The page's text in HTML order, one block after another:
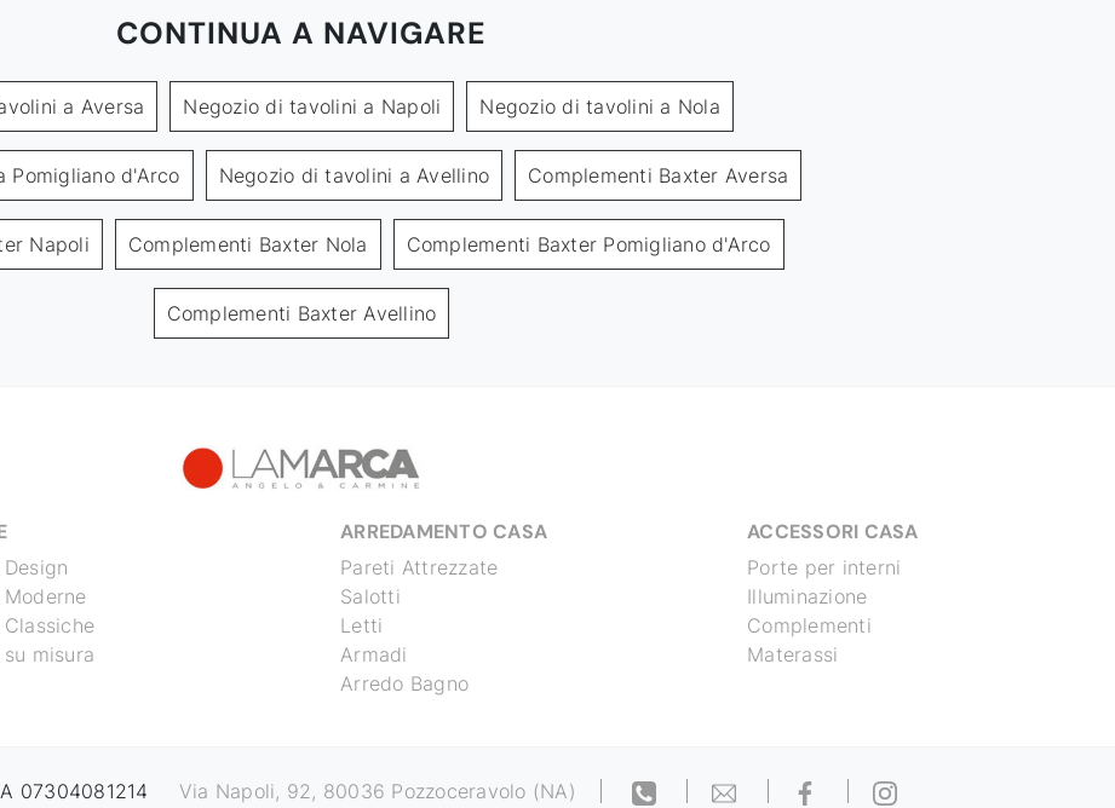
CONTINUA A NAVIGARE
a Aversa Negozio di tavolini a Napoli Negozio di tavolini a Nola
Pomigliano d'Arco Negozio di tavolini a Avellino Complementi Baxter Aversa
Napoli Complementi Baxter Nola Complementi Baxter Pomigliano d'Arco
Complementi Baxter Avellino
misura
ARREDAMENTO CASA
Pareti Attrezzate
Salotti
Letti
Armadi
Arredo Bagno
ACCESSORI CASA
Porte per interni
Illuminazione
Complementi
Materassi
07304081214 Via Napoli, 92, 80036 Pozzoceravolo (NA)